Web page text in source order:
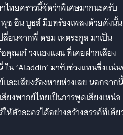
ไทยคราวนี้จัดว่าพิเศษมากนะครับ
พุซ อิน บูธส์ มีบทร้องเพลงด้วยดังนั้น
ปลี่ยนจากพี่ ดอม เหตระกูล มาเป็น
ณเก๋ วงแฮงแมน ที่เคยฝากเสียง
ใน ‘Aladdin’ มารับช่วงแทนซึ่งแน่
ละเสียงร้องหายห่วงเลย นอกจากนี้
ยงพากย์ไทยเป็นการพูดเสียงเหน่อ
ห้ตัวละครได้อย่างสร้างสรรค์ทีเดีย